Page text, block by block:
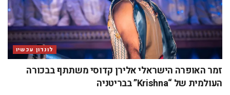
לונדון עכשיו
זמר האופרה הישראלי אלירן קדוסי משתתף בבכורה
העולמית של “Krishna” בבריטניה